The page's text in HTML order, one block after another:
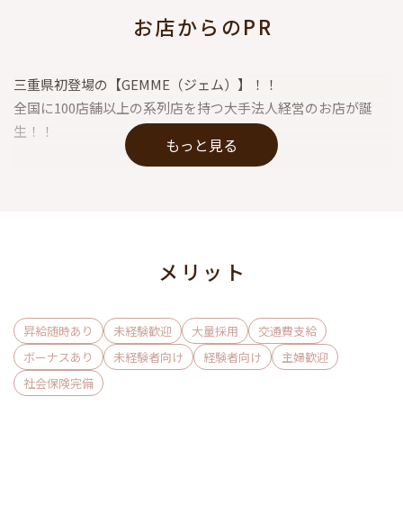
お店からのPR
三重県初登場の【GEMME（ジェム）】！！
全国に100店舗以上の系列店を持つ大手法人経営のお店が誕
生！！
もっと見る
メリット
昇給随時あり 未経験歓迎 大量採用
交通費支給
ボーナスあり
未経験者向け 経験者向け
主婦歓迎
社会保険完備